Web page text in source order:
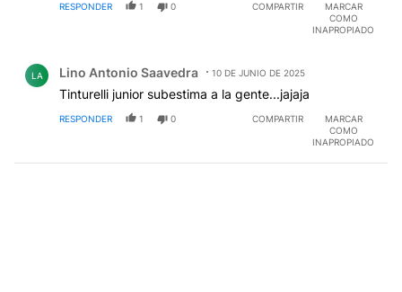
RESPONDER 1 0 COMPARTIR
MARCAR
COMO
INAPROPIADO
LA Lino Antonio Saavedra 10 DE JUNIO DE 2025
Tinturelli junior subestima a la gente...jajaja
RESPONDER 1 0 COMPARTIR
MARCAR
COMO
INAPROPIADO